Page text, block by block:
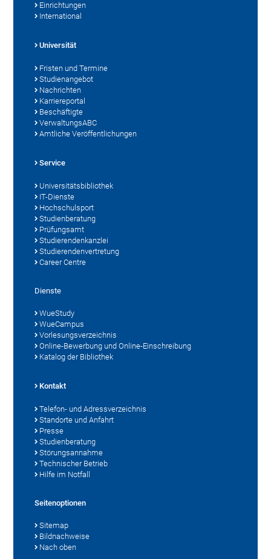
Einrichtungen
International
Universität
Fristen und Termine
Studienangebot
Nachrichten
Karriereportal
Beschäftigte
VerwaltungsABC
Amtliche Veröffentlichungen
Service
Universitätsbibliothek
IT-Dienste
Hochschulsport
Studienberatung
Prüfungsamt
Studierendenkanzlei
Studierendenvertretung
Career Centre
Dienste
WueStudy
WueCampus
Vorlesungsverzeichnis
Online-Bewerbung und Online-Einschreibung
Katalog der Bibliothek
Kontakt
Telefon- und Adressverzeichnis
Standorte und Anfahrt
Presse
Studienberatung
Störungsannahme
Technischer Betrieb
Hilfe im Notfall
Seitenoptionen
Sitemap
Bildnachweise
Nach oben